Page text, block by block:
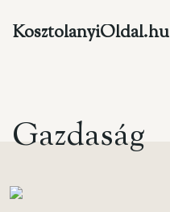
KosztolanyiOldal.hu
Gazdaság